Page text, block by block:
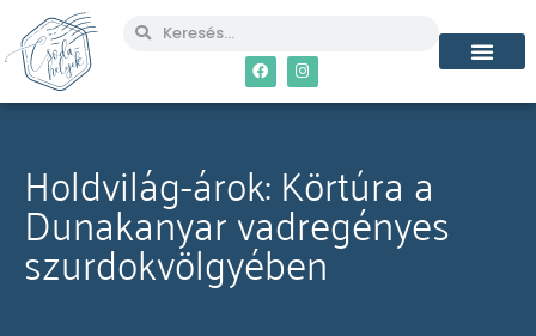
Holdvilág-árok: Körtúra a
Dunakanyar vadregényes
szurdokvölgyében